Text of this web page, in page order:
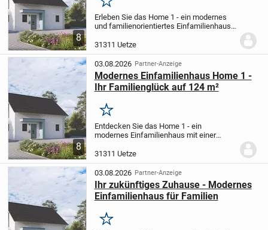
8
Merken
Erleben Sie das Home 1 - ein modernes
und familienorientiertes Einfamilienhaus
Wohnfläche, optimal geeignet für kleine
Familien.Im Erdgeschoss erwartet Sie
ein...
31311 Uetze
8
03.08.2026 Partner-Anzeige
Modernes Einfamilienhaus Home 1 -
Ihr Familienglück auf 124 m²
Merken
Entdecken Sie das Home 1 - ein
modernes Einfamilienhaus mit einer
auf zwei Etagen verteilt. Das clevere
Raumdesign mit vier Zimmern ist ideal
auf die Bedürfnisse...
31311 Uetze
03.08.2026 Partner-Anzeige
Ihr zukünftiges Zuhause - Modernes
Einfamilienhaus für Familien
Merken